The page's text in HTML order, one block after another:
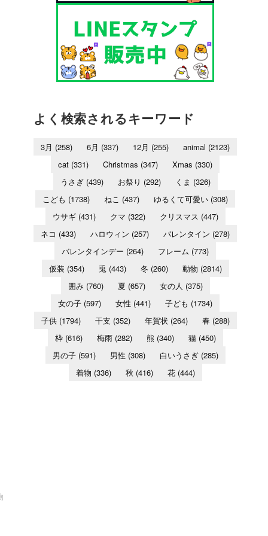
よく検索されるキーワード
3月 (258) 6月 (337) 12月 (255) animal (2123)
cat (331) Christmas (347) Xmas (330)
うさぎ(439) お祭り (292) くま (326)
こども (1738) ねこ (437) ゆるくて可愛い (308)
ウサギ(431) クマ (322) クリスマス (447)
ネコ (433) ハロウィン (257) バレンタイン (278)
バレンタインデー (264) フレーム (773)
仮装 (354) 兎 (443) 冬 (260) 動物 (2814)
囲み(760) 夏 (657) 女の人 (375)
女の子 (597) 女性 (441) 子ども (1734)
子供(1794) 干支 (352) 年賀状 (264) 春(288)
枠(616) 梅雨(282) 熊 (340) 猫(450)
男の子(591) 男性 (308) 白いうさぎ(285)
着物 (336) 秋 (416) 花(444)